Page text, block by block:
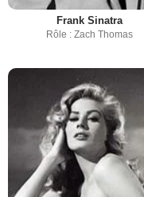
Frank Sinatra
Rôle : Zach Thomas